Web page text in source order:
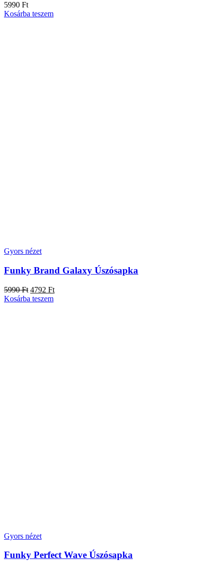
5990 Ft
Kosárba teszem
Gyors nézet
Funky Brand Galaxy Úszósapka
5990Ft 4792 Ft
Kosárba teszem
Gyors nézet
Funky Perfect Wave Úszósapka